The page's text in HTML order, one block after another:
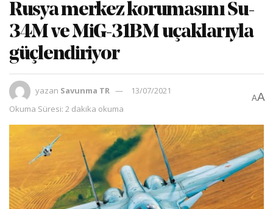
Rusya merkez korumasını Su-
34M ve MiG-31BM uçaklarıyla
güçlendiriyor
yazan Savunma TR
13/07/2021
Okuma Süresi: 2 dakika okuma
AA